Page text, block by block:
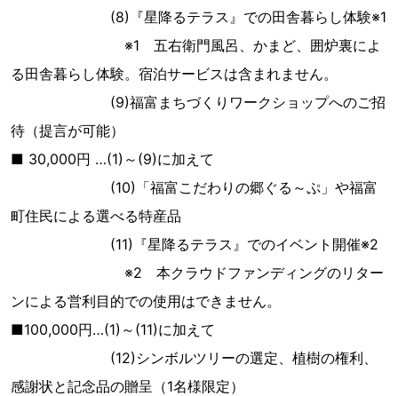
(8)『星降るテラス』での田舎暮らし体験※1
※1 五右衛門風呂、かまど、囲炉裏によ
る田舎暮らし体験。宿泊サービスは含まれません。
(9)福富まちづくりワークショップへのご招
待（提言が可能）
■ 30,000円 …(1)～(9)に加えて
(10)「福富こだわりの郷ぐる～ぷ」や福富
町住民による選べる特産品
(11)『星降るテラス』でのイベント開催※2
※2 本クラウドファンディングのリター
ンによる営利目的での使用はできません。
■100,000円…(1)～(11)に加えて
(12)シンボルツリーの選定、植樹の権利、
感謝状と記念品の贈呈（1名様限定）